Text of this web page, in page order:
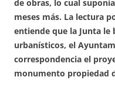
de obras, lo cual
meses más. La lectura
entiende que la Junta le
urbanísticos, el
correspondencia el
monumento propiedad